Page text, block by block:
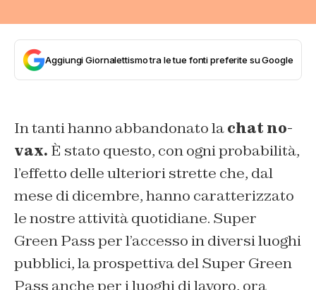
Aggiungi Giornalettismo tra le tue fonti preferite su Google
In tanti hanno abbandonato lachat no-
vax. È stato questo, con ogni probabilità,
l’effetto delle ulteriori strette che, dal
mese di dicembre, hanno caratterizzato
le nostre attività quotidiane. Super
Green Pass per l’accesso in diversi luoghi
pubblici, la prospettiva del Super Green
Pass anche per i luoghi di lavoro, ora